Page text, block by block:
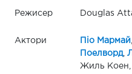
Режисер Douglas
Актори Піо Мармай
Поелворд,
Жиль Коен,